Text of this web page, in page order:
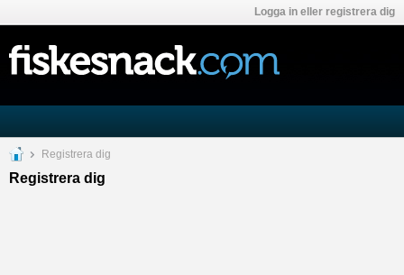
Logga in eller registrera dig
Registrera dig
Registrera dig